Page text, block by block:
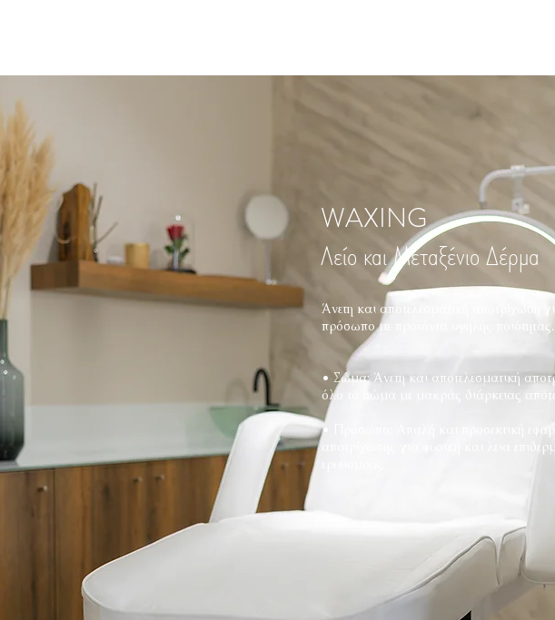
WAXING
Λείο και Μεταξένιο Δέρμα
Άνετη και αποτελεσματική αποτρίχωση
πρόσωπο με προϊόντα υψηλής ποιότητας.
• Σώμα: Άνετη και αποτελεσματική
όλο το σώμα με μακράς διάρκειας
• Πρόσωπο: Απαλή και προσεκτική
αποτρίχωσης για φυσική και λεια